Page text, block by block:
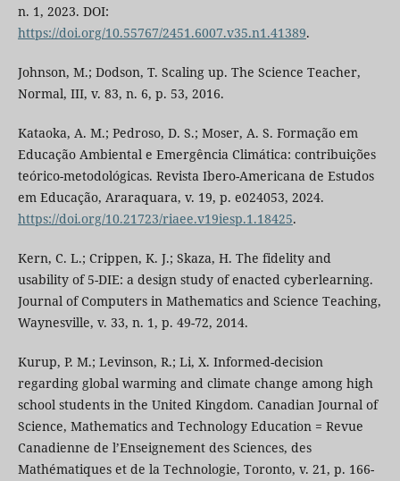
n. 1, 2023. DOI:
https://doi.org/10.55767/2451.6007.v35.n1.41389.
Johnson, M.; Dodson, T. Scaling up. The Science Teacher,
Normal, III, v. 83, n. 6, p. 53, 2016.
Kataoka, A. M.; Pedroso, D. S.; Moser, A. S. Formação em
Educação Ambiental e Emergência Climática: contribuições
teórico-metodológicas. Revista Ibero-Americana de Estudos
em Educação, Araraquara, v. 19, p. e024053, 2024.
https://doi.org/10.21723/riaee.v19iesp.1.18425.
Kern, C. L.; Crippen, K. J.; Skaza, H. The fidelity and
usability of 5-DIE: a design study of enacted cyberlearning.
Journal of Computers in Mathematics and Science Teaching,
Waynesville, v. 33, n. 1, p. 49-72, 2014.
Kurup, P. M.; Levinson, R.; Li, X. Informed-decision
regarding global warming and climate change among high
school students in the United Kingdom. Canadian Journal of
Science, Mathematics and Technology Education = Revue
Canadienne de l’Enseignement des Sciences, des
Mathématiques et de la Technologie, Toronto, v. 21, p. 166-